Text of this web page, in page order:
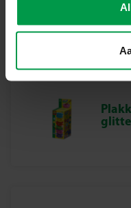
leuk én leerzaam.
kleuren krijgt elk
helemaal zoals zij het
Inhoud van de set
6 kleuren verf
mL